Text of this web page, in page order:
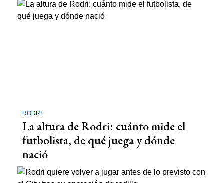
RODRI
La altura de Rodri: cuánto mide el
futbolista, de qué juega y dónde
nació